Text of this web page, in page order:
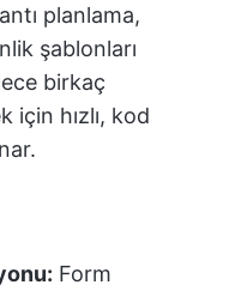
planlama,
şablonları
birkaç
için hızlı, kod
Form